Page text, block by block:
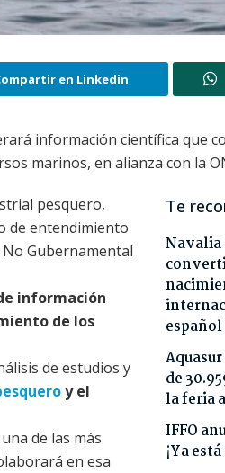
en Linkedin
información científica que
marinos, en alianza con la
Te
Navalia
español
de
la feria
IFFO
¡Ya
pesquero,
de entendimiento
Gubernamental
información
de los
de estudios y
y el
de las más
en esa